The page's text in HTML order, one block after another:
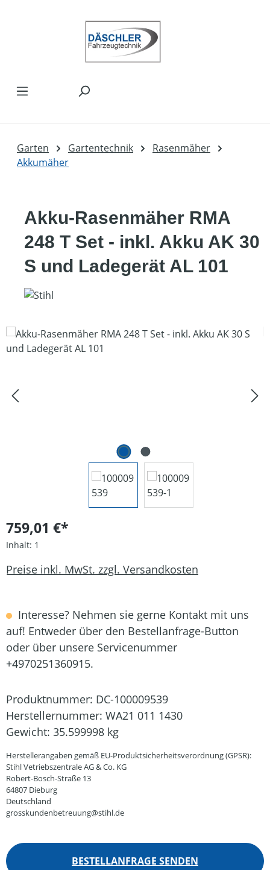
Garten Gartentechnik
Rasenmäher
Akkumäher
Akku-Rasenmäher RMA
248 T Set - inkl. Akku AK 30
S und Ladegerät AL 101
Bildergalerie überspringen
759,01 €*
Inhalt: 1
Preise inkl. MwSt. zzgl. Versandkosten
Interesse? Nehmen sie gerne Kontakt mit uns
auf! Entweder über den Bestellanfrage-Button
oder über unsere Servicenummer
+4970251360915.
Produktnummer: DC-100009539
Herstellernummer: WA21 011 1430
Gewicht: 35.599998 kg
Herstellerangaben gemäß EU-Produktsicherheitsverordnung (GPSR):
Stihl Vetriebszentrale AG & Co. KG
Robert-Bosch-Straße 13
64807 Dieburg
Deutschland
grosskundenbetreuung@stihl.de
BESTELLANFRAGE SENDEN